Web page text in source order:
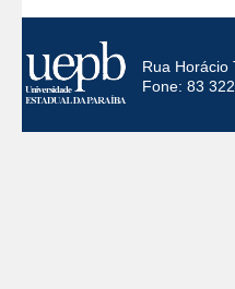
Rua Horácio
Fone: 83